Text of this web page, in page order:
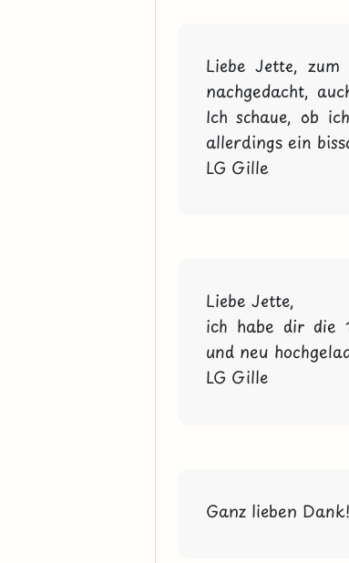
Liebe Jette,
nachgedacht,
Ich schaue, ob
allerdings ein
LG Gille
Liebe Jette,
ich habe dir die
und neu
LG Gille
Ganz lieben